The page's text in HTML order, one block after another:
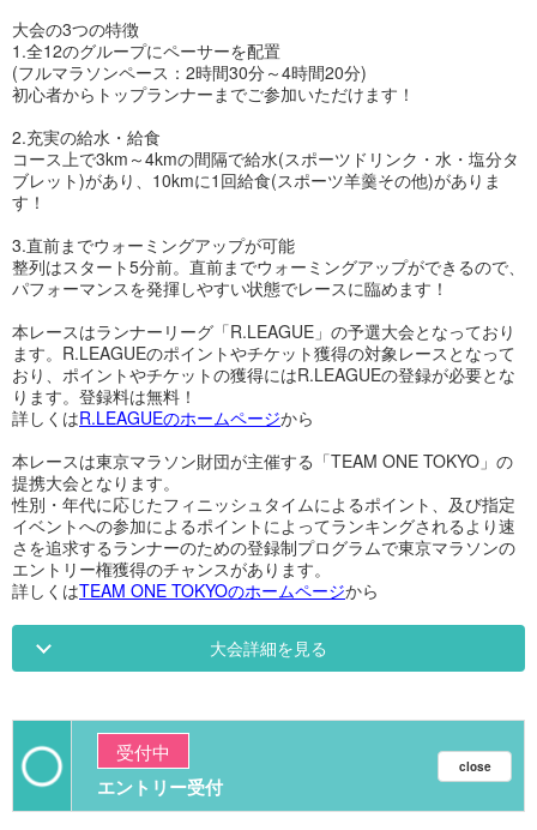
大会の3つの特徴
1.全12のグループにペーサーを配置
(フルマラソンペース：2時間30分～4時間20分)
初心者からトップランナーまでご参加いただけます！
2.充実の給水・給食
コース上で3km～4kmの間隔で給水(スポーツドリンク・水・塩分タ
ブレット)があり、10kmに1回給食(スポーツ羊羹その他)がありま
す！
3.直前までウォーミングアップが可能
整列はスタート5分前。直前までウォーミングアップができるので、
パフォーマンスを発揮しやすい状態でレースに臨めます！
本レースはランナーリーグ「R.LEAGUE」の予選大会となっており
ます。R.LEAGUEのポイントやチケット獲得の対象レースとなって
おり、ポイントやチケットの獲得にはR.LEAGUEの登録が必要とな
ります。登録料は無料！
詳しくはR.LEAGUEのホームページから
本レースは東京マラソン財団が主催する「TEAM ONE TOKYO」の
提携大会となります。
性別・年代に応じたフィニッシュタイムによるポイント、及び指定
イベントへの参加によるポイントによってランキングされるより速
さを追求するランナーのための登録制プログラムで東京マラソンの
エントリー権獲得のチャンスがあります。
詳しくはTEAM ONE TOKYOのホームページから
大会詳細を見る
受付中
エントリー受付